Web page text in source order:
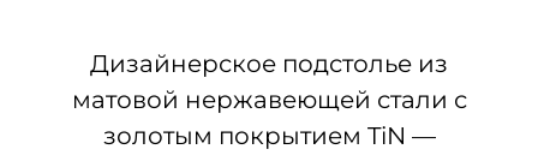
Дизайнерское подстолье из
матовой нержавеющей стали с
золотым покрытием TiN —